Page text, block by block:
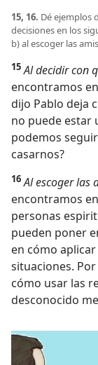
15, 16. Dé ejemplos
decisiones en los
b) al escoger las
15 Al decidir con
encontramos en
dijo Pablo deja
no puede estar
podemos
casarnos?
16 Al escoger las
encontramos en
personas
pueden poner
en cómo
situaciones.
cómo usar las
desconocido